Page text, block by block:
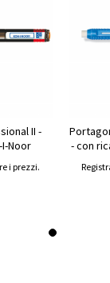
II -
Noor
i prezzi.
- con